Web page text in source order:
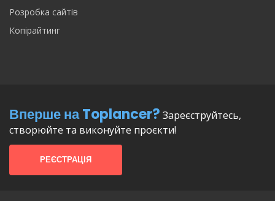
Розробка сайтів
Копірайтинг
Вперше на Toplancer? Зареєструйтесь,
створюйте та виконуйте проєкти!
РЕЄСТРАЦІЯ